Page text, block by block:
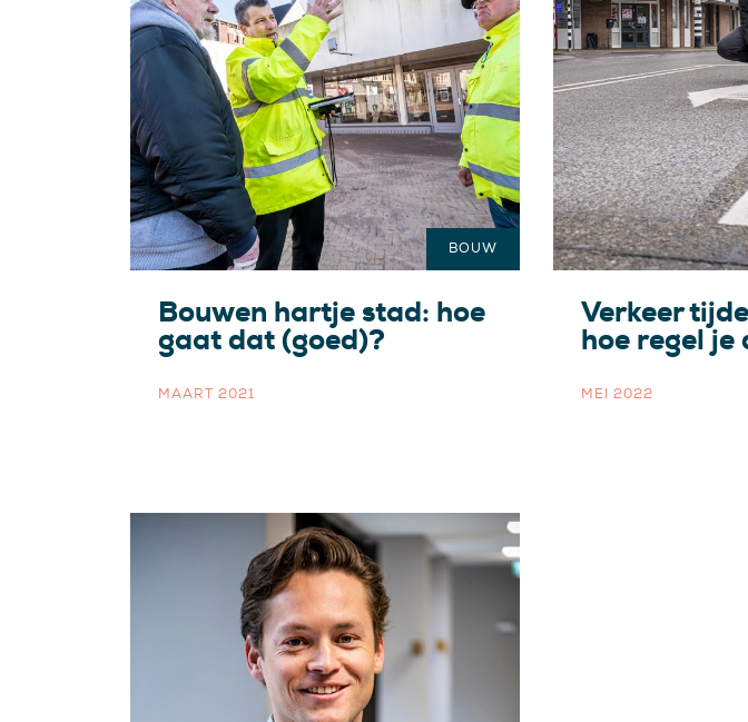
Bouwen hartje stad: hoe
gaat dat (goed)?
MAART 2021
BOUW
Verkeer
hoe regel je
MEI 2022